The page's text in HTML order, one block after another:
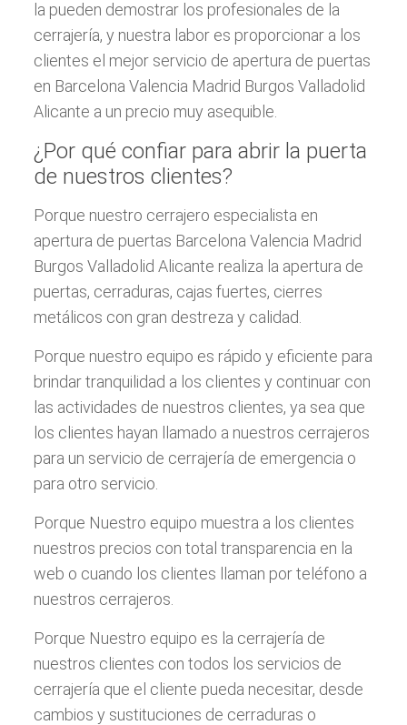
la pueden demostrar los profesionales de la
cerrajería, y nuestra labor es proporcionar a los
clientes el mejor servicio de apertura de puertas
en Barcelona Valencia Madrid Burgos Valladolid
Alicante a un precio muy asequible.
¿Por qué confiar para abrir la puerta
de nuestros clientes?
Porque nuestro cerrajero especialista en
apertura de puertas Barcelona Valencia Madrid
Burgos Valladolid Alicante realiza la apertura de
puertas, cerraduras, cajas fuertes, cierres
metálicos con gran destreza y calidad.
Porque nuestro equipo es rápido y eficiente para
brindar tranquilidad a los clientes y continuar con
las actividades de nuestros clientes, ya sea que
los clientes hayan llamado a nuestros cerrajeros
para un servicio de cerrajería de emergencia o
para otro servicio.
Porque Nuestro equipo muestra a los clientes
nuestros precios con total transparencia en la
web o cuando los clientes llaman por teléfono a
nuestros cerrajeros.
Porque Nuestro equipo es la cerrajería de
nuestros clientes con todos los servicios de
cerrajería que el cliente pueda necesitar, desde
cambios y sustituciones de cerraduras o